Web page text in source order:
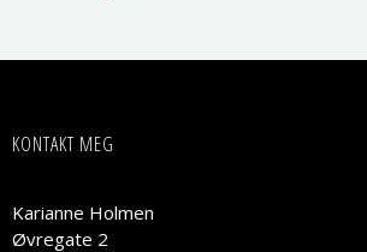
KONTAKT MEG
Karianne Holmen
Øvregate 2